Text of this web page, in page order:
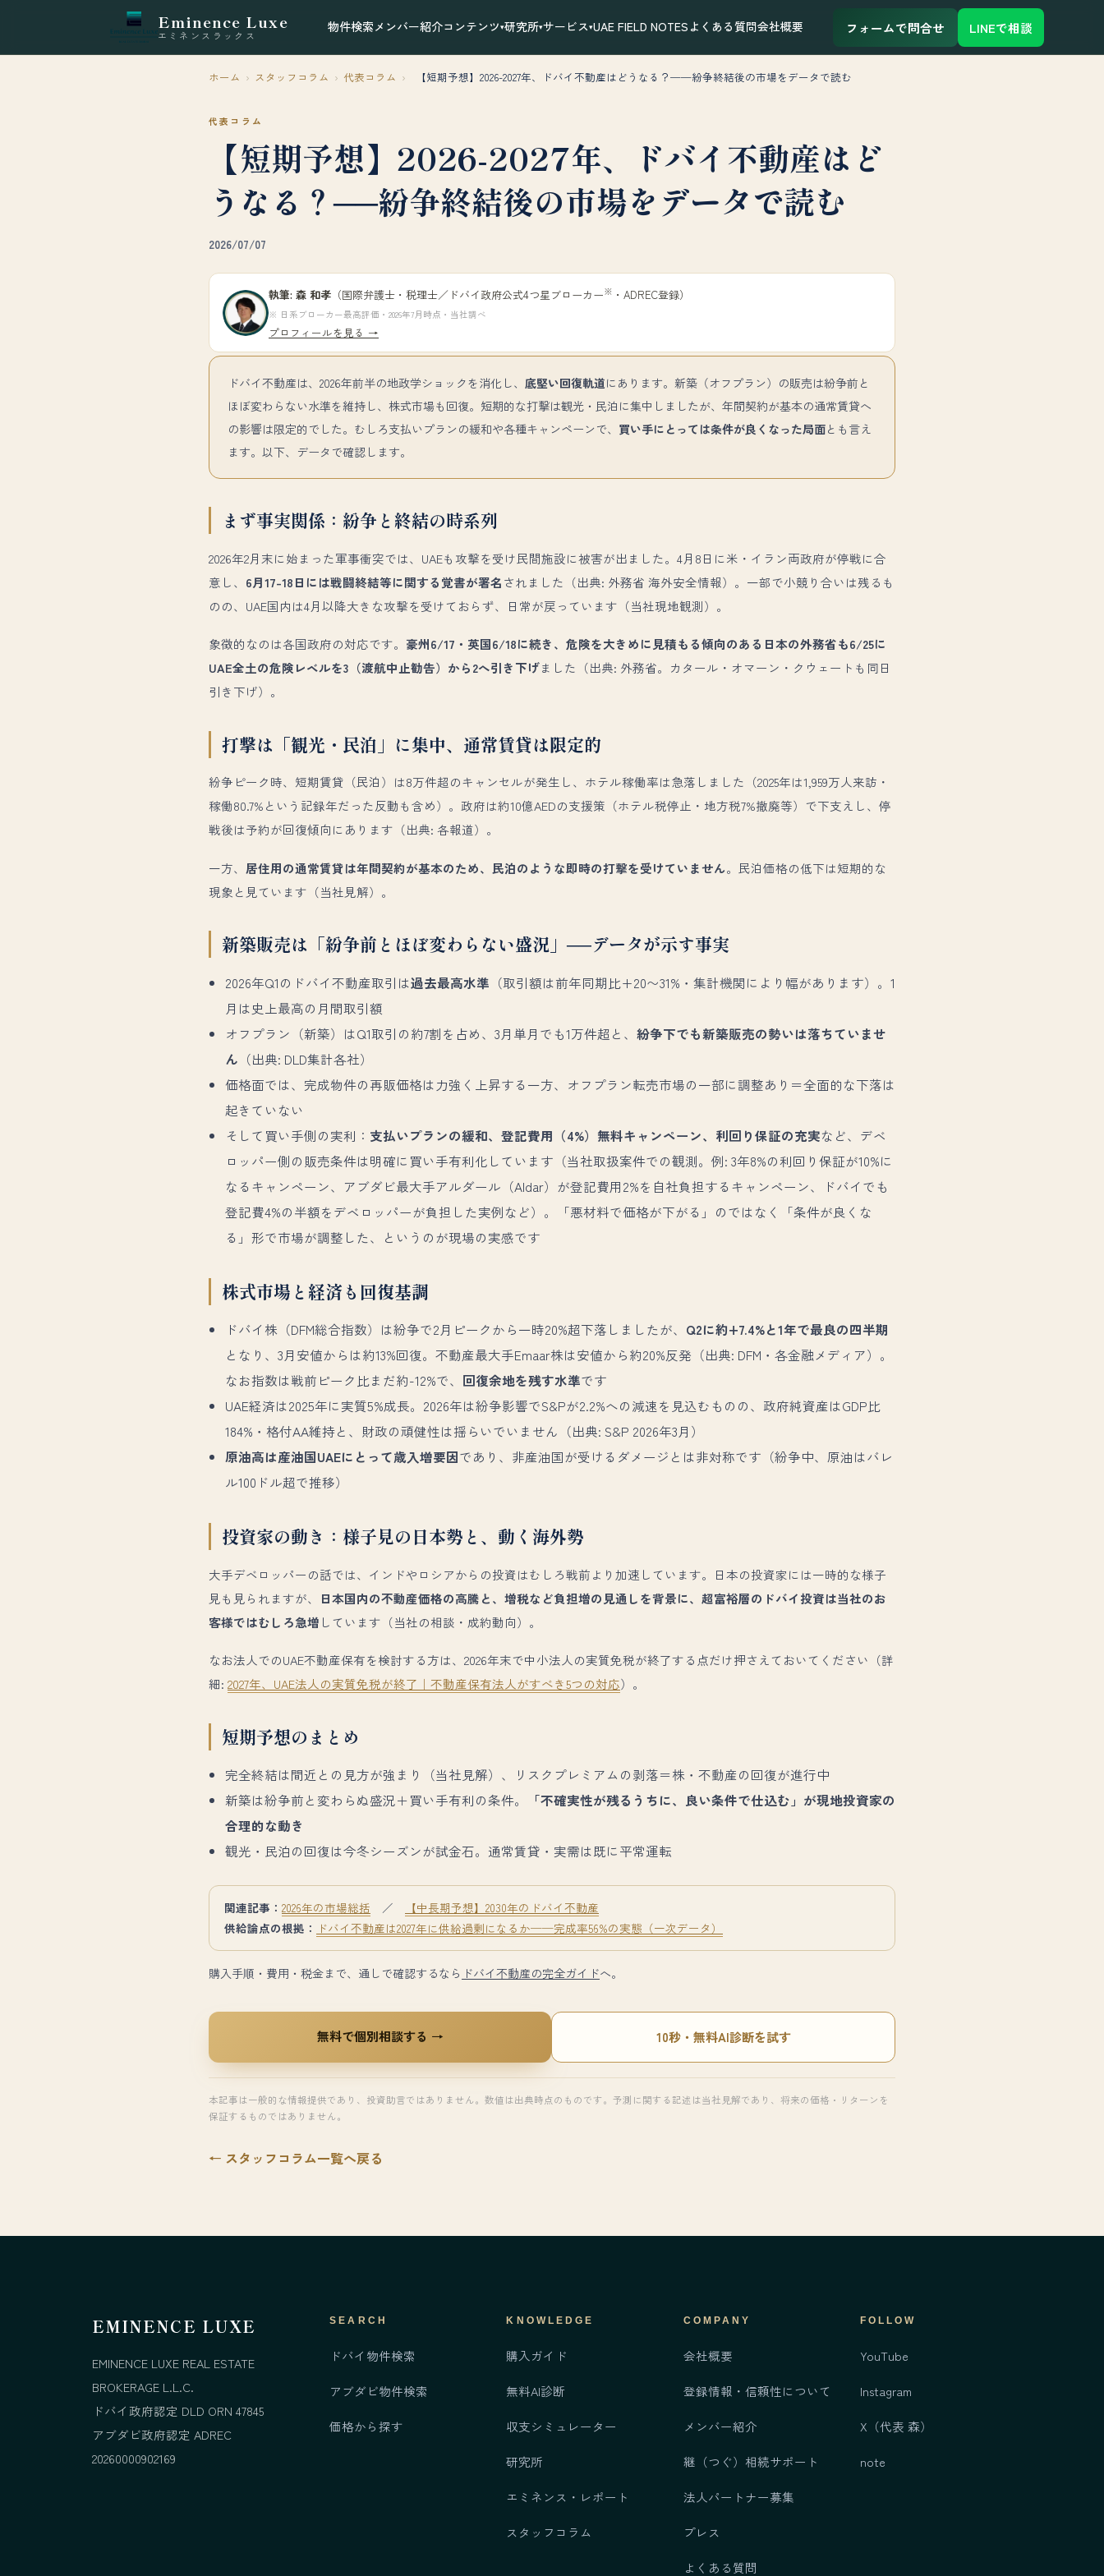
Eminence Luxe
エミネンスラックス
物件検索メンバー紹介コンテンツ▾研究所▾サービス▾UAE FIELD NOTES よくある質問会社概要 フォームで問合せ LINEで相談
ホーム › スタッフコラム › 代表コラム › 【短期予想】2026-2027年、ドバイ不動産はどうなる？──紛争終結後の市場をデータで読む
代表コラム
【短期予想】2026-2027年、ドバイ不動産はど
うなる？──紛争終結後の市場をデータで読む
2026/07/07
執筆: 森 和孝 （国際弁護士・税理士／ドバイ政府公式4つ星ブローカー※ ・ADREC登録）
※ 日系ブローカー最高評価・2026年7月時点・当社調べ
プロフィールを見る →
ドバイ不動産は、2026年前半の地政学ショックを消化し、 底堅い回復軌道にあります。新築（オフプラン）の販売は紛争前と
ほぼ変わらない水準を維持し、株式市場も回復。短期的な打撃は観光・民泊に集中しましたが、年間契約が基本の通常賃貸へ
の影響は限定的でした。むしろ支払いプランの緩和や各種キャンペーンで、 買い手にとっては条件が良くなった局面とも言え
ます。以下、データで確認します。
まず事実関係：紛争と終結の時系列
2026年2月末に始まった軍事衝突では、UAEも攻撃を受け民間施設に被害が出ました。4月8日に米・イラン両政府が停戦に合
意し、 6月17-18日には戦闘終結等に関する覚書が署名されました（出典: 外務省 海外安全情報）。一部で小競り合いは残るも
のの、UAE国内は4月以降大きな攻撃を受けておらず、日常が戻っています（当社現地観測）。
象徴的なのは各国政府の対応です。 豪州6/17・英国6/18に続き、危険を大きめに見積もる傾向のある日本の外務省も6/25に
UAE全土の危険レベルを3（渡航中止勧告）から2へ引き下げました（出典: 外務省。カタール・オマーン・クウェートも同日
引き下げ）。
打撃は「観光・民泊」に集中、通常賃貸は限定的
紛争ピーク時、短期賃貸（民泊）は8万件超のキャンセルが発生し、ホテル稼働率は急落しました（2025年は1,959万人来訪・
稼働80.7%という記録年だった反動も含め）。政府は約10億AEDの支援策（ホテル税停止・地方税7%撤廃等）で下支えし、停
戦後は予約が回復傾向にあります（出典: 各報道）。
一方、 居住用の通常賃貸は年間契約が基本のため、民泊のような即時の打撃を受けていません。民泊価格の低下は短期的な
現象と見ています（当社見解）。
新築販売は「紛争前とほぼ変わらない盛況」──データが示す事実
2026年Q1のドバイ不動産取引は過去最高水準 （取引額は前年同期比+20〜31%・集計機関により幅があります）。1
月は史上最高の月間取引額
オフプラン（新築）はQ1取引の約7割を占め、3月単月でも1万件超と、 紛争下でも新築販売の勢いは落ちていませ
ん （出典: DLD集計各社）
価格面では、完成物件の再販価格は力強く上昇する一方、オフプラン転売市場の一部に調整あり＝全面的な下落は
起きていない
そして買い手側の実利： 支払いプランの緩和、登記費用（4%）無料キャンペーン、利回り保証の充実など、デベ
ロッパー側の販売条件は明確に買い手有利化しています（当社取扱案件での観測。例: 3年8%の利回り保証が10%に
なるキャンペーン、アブダビ最大手アルダール（Aldar）が登記費用2%を自社負担するキャンペーン、ドバイでも
登記費4%の半額をデベロッパーが負担した実例など）。「悪材料で価格が下がる」のではなく「条件が良くな
る」形で市場が調整した、というのが現場の実感です
株式市場と経済も回復基調
ドバイ株（DFM総合指数）は紛争で2月ピークから一時20%超下落しましたが、 Q2に約+7.4%と1年で最良の四半期
となり、3月安値からは約13%回復。不動産最大手Emaar株は安値から約20%反発（出典: DFM・各金融メディア）。
なお指数は戦前ピーク比まだ約-12%で、 回復余地を残す水準です
UAE経済は2025年に実質5%成長。2026年は紛争影響でS&Pが2.2%への減速を見込むものの、政府純資産はGDP比
184%・格付AA維持と、財政の頑健性は揺らいでいません（出典: S&P 2026年3月）
原油高は産油国UAEにとって歳入増要因であり、非産油国が受けるダメージとは非対称です（紛争中、原油はバレ
ル100ドル超で推移）
投資家の動き：様子見の日本勢と、動く海外勢
大手デベロッパーの話では、インドやロシアからの投資はむしろ戦前より加速しています。日本の投資家には一時的な様子
見も見られますが、
日本国内の不動産価格の高騰と、増税など負担増の見通しを背景に、超富裕層のドバイ投資は当社のお
客様ではむしろ急増 しています（当社の相談・成約動向）。
なお法人でのUAE不動産保有を検討する方は、2026年末で中小法人の実質免税が終了する点だけ押さえておいてください（詳
細: 2027年、UAE法人の実質免税が終了｜不動産保有法人がすべき5つの対応）。
短期予想のまとめ
完全終結は間近との見方が強まり（当社見解）、リスクプレミアムの剥落＝株・不動産の回復が進行中
新築は紛争前と変わらぬ盛況＋買い手有利の条件。
「不確実性が残るうちに、良い条件で仕込む」が現地投資家の
合理的な動き
観光・民泊の回復は今冬シーズンが試金石。通常賃貸・実需は既に平常運転
関連記事： 2026年の市場総括 ／
【中長期予想】2030年のドバイ不動産
供給論点の根拠： ドバイ不動産は2027年に供給過剰になるか──完成率56%の実態（一次データ）
購入手順・費用・税金まで、通しで確認するなら ドバイ不動産の完全ガイドへ。
無料で個別相談する → 10秒・無料AI診断を試す
本記事は一般的な情報提供であり、投資助言ではありません。数値は出典時点のものです。予測に関する記述は当社見解であり、将来の価格・リターンを
保証するものではありません。
← スタッフコラム一覧へ戻る
EMINENCE LUXE
EMINENCE LUXE REAL ESTATE
BROKERAGE L.L.C.
ドバイ政府認定 DLD ORN 47845
アブダビ政府認定 ADREC
20260000902169
SEARCH
ドバイ物件検索
アブダビ物件検索
価格から探す
KNOWLEDGE
購入ガイド
無料AI診断
収支シミュレーター
研究所
エミネンス・レポート
スタッフコラム
COMPANY
会社概要
登録情報・信頼性について
メンバー紹介
継 （つぐ） 相続サポート
法人パートナー募集
プレス
よくある質問
FOLLOW
YouTube
Instagram
X（代表 森）
note